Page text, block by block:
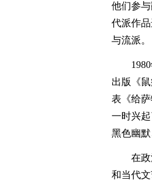
他们参
代派作
与流派。
出版《
表《给
一时兴
黑色幽
在
和当代